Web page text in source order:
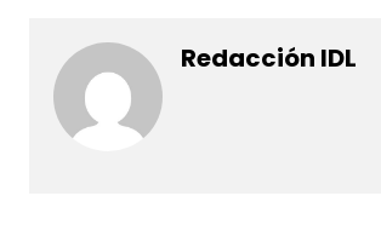
Redacción IDL